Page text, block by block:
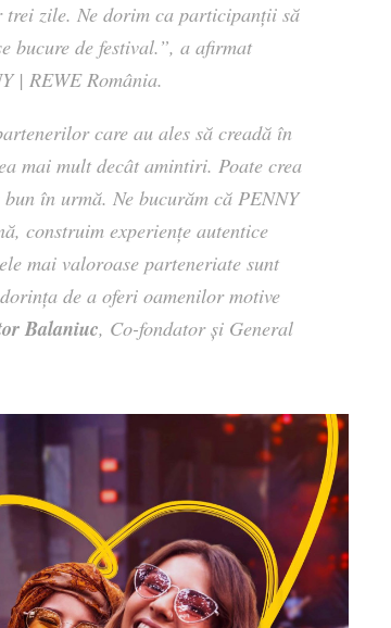
zile. Ne dorim ca participanții să
bucure de festival.”, a afirmat
| REWE România.
care au ales să creadă în
mai mult decât amintiri. Poate crea
în urmă. Ne bucurăm că PENNY
construim experiențe autentice
mai valoroase parteneriate sunt
de a oferi oamenilor motive
Balaniuc, Co-fondator și General